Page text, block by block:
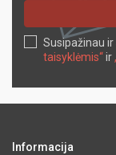
Susipažinau
taisyklėmis“ir
Informacija